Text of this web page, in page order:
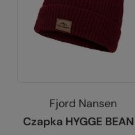
Fjord Nansen
Czapka HYGGE